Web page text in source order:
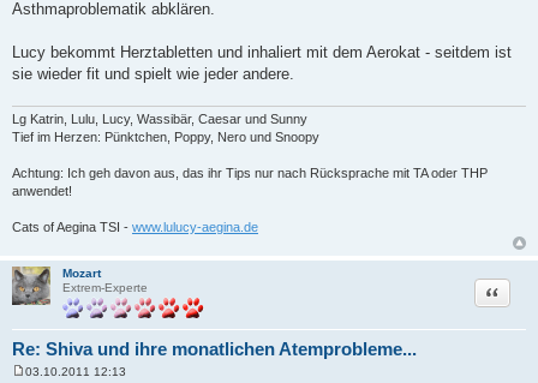
Asthmaproblematik abklären.
Lucy bekommt Herztabletten und inhaliert mit dem Aerokat - seitdem ist
sie wieder fit und spielt wie jeder andere.
Lg Katrin, Lulu, Lucy, Wassibär, Caesar und Sunny
Tief im Herzen: Pünktchen, Poppy, Nero und Snoopy
Achtung: Ich geh davon aus, das ihr Tips nur nach Rücksprache mit TA oder THP
anwendet!
Cats of Aegina TSI - www.lulucy-aegina.de
Mozart
Extrem-Experte
Re: Shiva und ihre monatlichen Atemprobleme...
Zitat
03.10.2011 12:13